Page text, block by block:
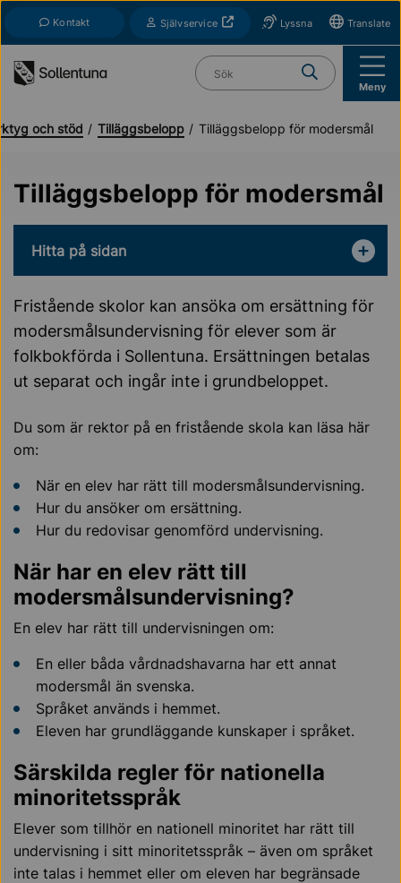
Kontakt SjälvserviceÖppnas i nytt fönsterLyssna Translate
Vad söker du?
Meny
och stöd Tilläggsbelopp Tilläggsbelopp för modersmål
Tilläggsbelopp för modersmål
Hitta på sidan
Fristående skolor kan ansöka om ersättning för
modersmålsundervisning för elever som är
folkbokförda i Sollentuna. Ersättningen betalas
ut separat och ingår inte i grundbeloppet.
Du som är rektor på en fristående skola kan läsa här
om:
När en elev har rätt till modersmålsundervisning.
Hur du ansöker om ersättning.
Hur du redovisar genomförd undervisning.
När har en elev rätt till
modersmålsundervisning?
En elev har rätt till undervisningen om:
En eller båda vårdnadshavarna har ett annat
modersmål än svenska.
Språket används i hemmet.
Eleven har grundläggande kunskaper i språket.
Särskilda regler för nationella
minoritetsspråk
Elever som tillhör en nationell minoritet har rätt till
undervisning i sitt minoritetsspråk – även om språket
inte talas i hemmet eller om eleven har begränsade